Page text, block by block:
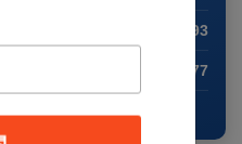
157.93
6.77